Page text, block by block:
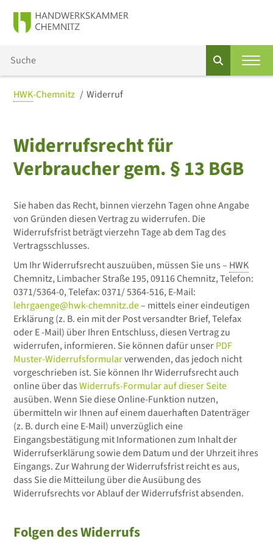
HWK-Chemnitz Widerruf
Widerrufsrecht für
Verbraucher gem. § 13 BGB
Sie haben das Recht, binnen vierzehn Tagen ohne Angabe
von Gründen diesen Vertrag zu widerrufen. Die
Widerrufsfrist beträgt vierzehn Tage ab dem Tag des
Vertragsschlusses.
Um Ihr Widerrufsrecht auszuüben, müssen Sie uns – HWK
Chemnitz, Limbacher Straße 195, 09116 Chemnitz, Telefon:
0371/5364-0, Telefax: 0371/ 5364-516, E-Mail:
lehrgaenge@hwk-chemnitz.de– mittels einer eindeutigen
Erklärung (z. B. ein mit der Post versandter Brief, Telefax
oder E -Mail) über Ihren Entschluss, diesen Vertrag zu
widerrufen, informieren. Sie können dafür unserPDF
Muster-Widerrufsformularverwenden, das jedoch nicht
vorgeschrieben ist. Sie können Ihr Widerrufsrecht auch
online über dasWiderrufs-Formular auf dieser Seite
ausüben. Wenn Sie diese Online-Funktion nutzen,
übermitteln wir Ihnen auf einem dauerhaften Datenträger
(z. B. durch eine E-Mail) unverzüglich eine
Eingangsbestätigung mit Informationen zum Inhalt der
Widerrufserklärung sowie dem Datum und der Uhrzeit ihres
Eingangs. Zur Wahrung der Widerrufsfrist reicht es aus,
dass Sie die Mitteilung über die Ausübung des
Widerrufsrechts vor Ablauf der Widerrufsfrist absenden.
Folgen des Widerrufs